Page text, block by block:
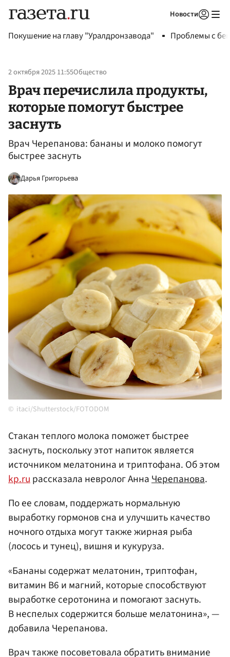
Новости
Покушение на главу "Уралдронзавода" Проблемы с
2 октября 2025 11:55Общество
Врач перечислила продукты,
которые помогут быстрее
заснуть
Врач Черепанова: бананы и молоко помогут
быстрее заснуть
Дарья Григорьева
itaci/Shutterstock/FOTODOM
Стакан теплого молока поможет быстрее
заснуть, поскольку этот напиток является
источником мелатонина и триптофана. Об этом
kp.ruрассказала невролог АннаЧерепанова.
По ее словам, поддержать нормальную
выработку гормонов сна и улучшить качество
ночного отдыха могут также жирная рыба
(лосось и тунец), вишня и кукуруза.
«Бананы содержат мелатонин, триптофан,
витамин B6 и магний, которые способствуют
выработке серотонина и помогают заснуть.
В неспелых содержится больше мелатонина», —
добавила Черепанова.
Врач также посоветовала обратить внимание